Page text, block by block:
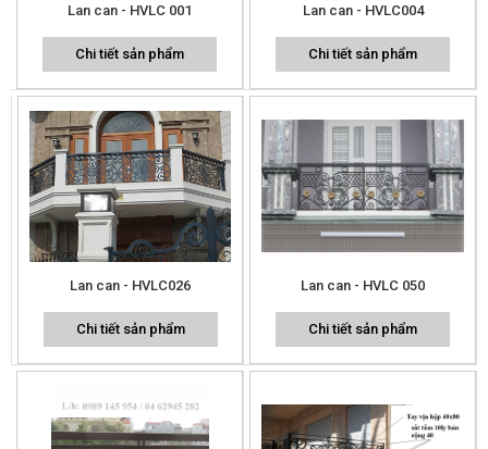
Lan can - HVLC 001
Chi tiết sản phẩm
Lan can - HVLC004
Chi tiết sản phẩm
Lan can - HVLC026
Chi tiết sản phẩm
Lan can - HVLC 050
Chi tiết sản phẩm